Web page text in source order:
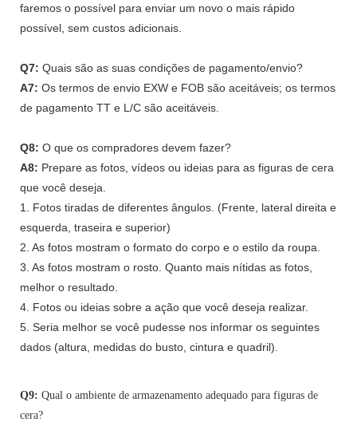
faremos o possível para enviar um novo o mais rápido
possível, sem custos adicionais.
Q7: Quais são as suas condições de pagamento/envio?
A7: Os termos de envio EXW e FOB são aceitáveis; os termos
de pagamento TT e L/C são aceitáveis.
Q8: O que os compradores devem fazer?
A8: Prepare as fotos, vídeos ou ideias para as figuras de cera
que você deseja.
1. Fotos tiradas de diferentes ângulos. (Frente, lateral direita e
esquerda, traseira e superior)
2. As fotos mostram o formato do corpo e o estilo da roupa.
3. As fotos mostram o rosto. Quanto mais nítidas as fotos,
melhor o resultado.
4. Fotos ou ideias sobre a ação que você deseja realizar.
5. Seria melhor se você pudesse nos informar os seguintes
dados (altura, medidas do busto, cintura e quadril).
Q9: Qual o ambiente de armazenamento adequado para figuras de
cera?